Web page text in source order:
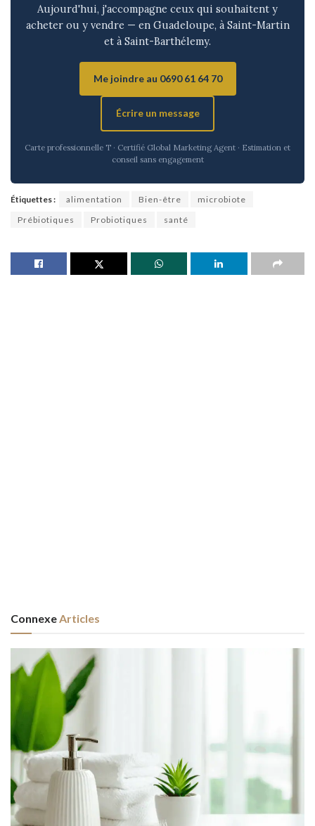
Aujourd'hui, j'accompagne ceux qui souhaitent y
acheter ou y vendre — en Guadeloupe, à Saint-Martin
et à Saint-Barthélemy.
Me joindre au 0690 61 64 70
Écrire un message
Carte professionnelle T · Certifié Global Marketing Agent · Estimation et
conseil sans engagement
Étiquettes : alimentation Bien-être
microbiote
Prébiotiques
Probiotiques santé
Connexe Articles